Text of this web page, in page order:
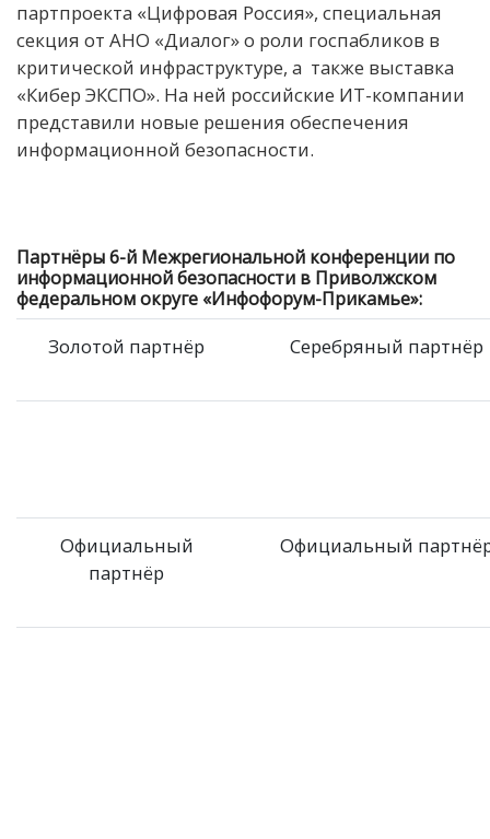
партпроекта «Цифровая Россия», специальная
секция от АНО «Диалог» о роли госпабликов в
критической инфраструктуре, а также выставка
«Кибер ЭКСПО». На ней российские ИТ-компании
представили новые решения обеспечения
информационной безопасности.
Партнёры 6-й Межрегиональной конференции по
информационной безопасности в Приволжском
федеральном округе «Инфофорум-Прикамье»:
Золотой партнёр Серебряный партнёр
Официальный
партнёр
Официальный